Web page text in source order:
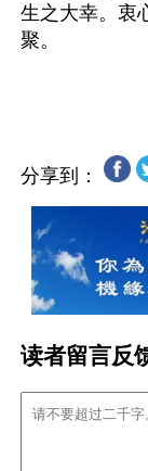
生之大幸。衷
聚。
分享到：
读者留言反